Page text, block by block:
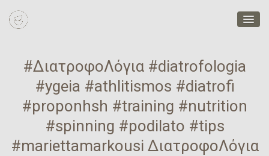
#ΔιατροφοΛόγια #diatrofologia
#ygeia #athlitismos #diatrofi
#proponhsh #training #nutrition
#spinning #podilato #tips
#mariettamarkousi ΔιατροφοΛόγια